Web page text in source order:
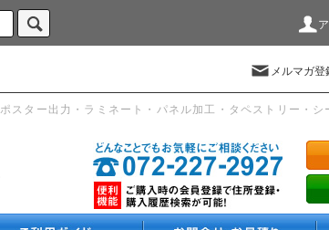
メルマガ登
ポスター出力・ラミネート・パネル加工・タペストリー・